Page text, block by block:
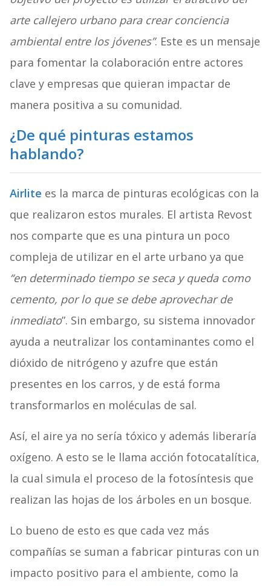
arte callejero urbano para crear conciencia
ambiental entre los jóvenes”. Este es un mensaje
para fomentar la colaboración entre actores
clave y empresas que quieran impactar de
manera positiva a su comunidad.
¿De qué pinturas estamos
hablando?
Airlite es la marca de pinturas ecológicas con la
que realizaron estos murales. El artista Revost
nos comparte que es una pintura un poco
compleja de utilizar en el arte urbano ya que
“en determinado tiempo se seca y queda como
cemento, por lo que se debe aprovechar de
inmediato”. Sin embargo, su sistema innovador
ayuda a neutralizar los contaminantes como el
dióxido de nitrógeno y azufre que están
presentes en los carros, y de está forma
transformarlos en moléculas de sal.
Así, el aire ya no sería tóxico y además liberaría
oxígeno. A esto se le llama acción fotocatalítica,
la cual simula el proceso de la fotosíntesis que
realizan las hojas de los árboles en un bosque.
Lo bueno de esto es que cada vez más
compañías se suman a fabricar pinturas con un
impacto positivo para el ambiente, como la